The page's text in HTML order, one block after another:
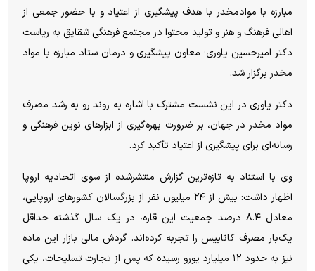
مبارزه با موادمخدر با هدف پیشگیری از اعتیاد و با حضور جمعی از
اهالی فرهنگ و هنر و تولید محتوا در مجتمع فرهنگی شقایق به ریاست
دکتر امیرحسین یاوری؛ معاون پیشگیری و درمان ستاد مبارزه با مواد
مخدر برگزار شد.
دکتر یاوری در این نشست مشترک با اشاره به روند رو به رشد مصرف
مواد مخدر در جهان، بر ضرورت بهره‌گیری از ابزارهای نوین فرهنگی و
رسانه‌ای برای پیشگیری از اعتیاد تأکید کرد.
وی با استناد به تازه‌ترین گزارش منتشرشده از سوی اتحادیه اروپا
اظهار داشت: بیش از ۲۴ میلیون نفر از بزرگسالان کشورهای اروپایی،
معادل ۸.۴ درصد جمعیت این قاره، در یک سال گذشته حداقل
یک‌بار مصرف کانابیس را تجربه کرده‌اند. گردش مالی بازار این ماده
نیز به حدود ۱۲ میلیارد یورو رسیده که پس از تجارت تسلیحات، یکی